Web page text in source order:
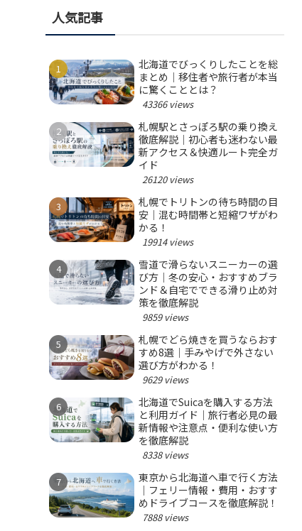
人気記事
北海道でびっくりしたことを総
まとめ｜移住者や旅行者が本当
に驚くこととは？
43366 views
札幌駅とさっぽろ駅の乗り換え
徹底解説｜初心者も迷わない最
新アクセス＆快適ルート完全ガ
イド
26120 views
札幌でトリトンの待ち時間の目
安｜混む時間帯と短縮ワザがわ
かる！
19914 views
雪道で滑らないスニーカーの選
び方｜冬の安心・おすすめブラ
ンド＆自宅でできる滑り止め対
策を徹底解説
9859 views
札幌でどら焼きを買うならおす
すめ8選｜手みやげで外さない
選び方がわかる！
9629 views
北海道でSuicaを購入する方法
と利用ガイド｜旅行者必見の最
新情報や注意点・便利な使い方
を徹底解説
8338 views
東京から北海道へ車で行く方法
｜フェリー情報・費用・おすす
めドライブコースを徹底解説！
7888 views